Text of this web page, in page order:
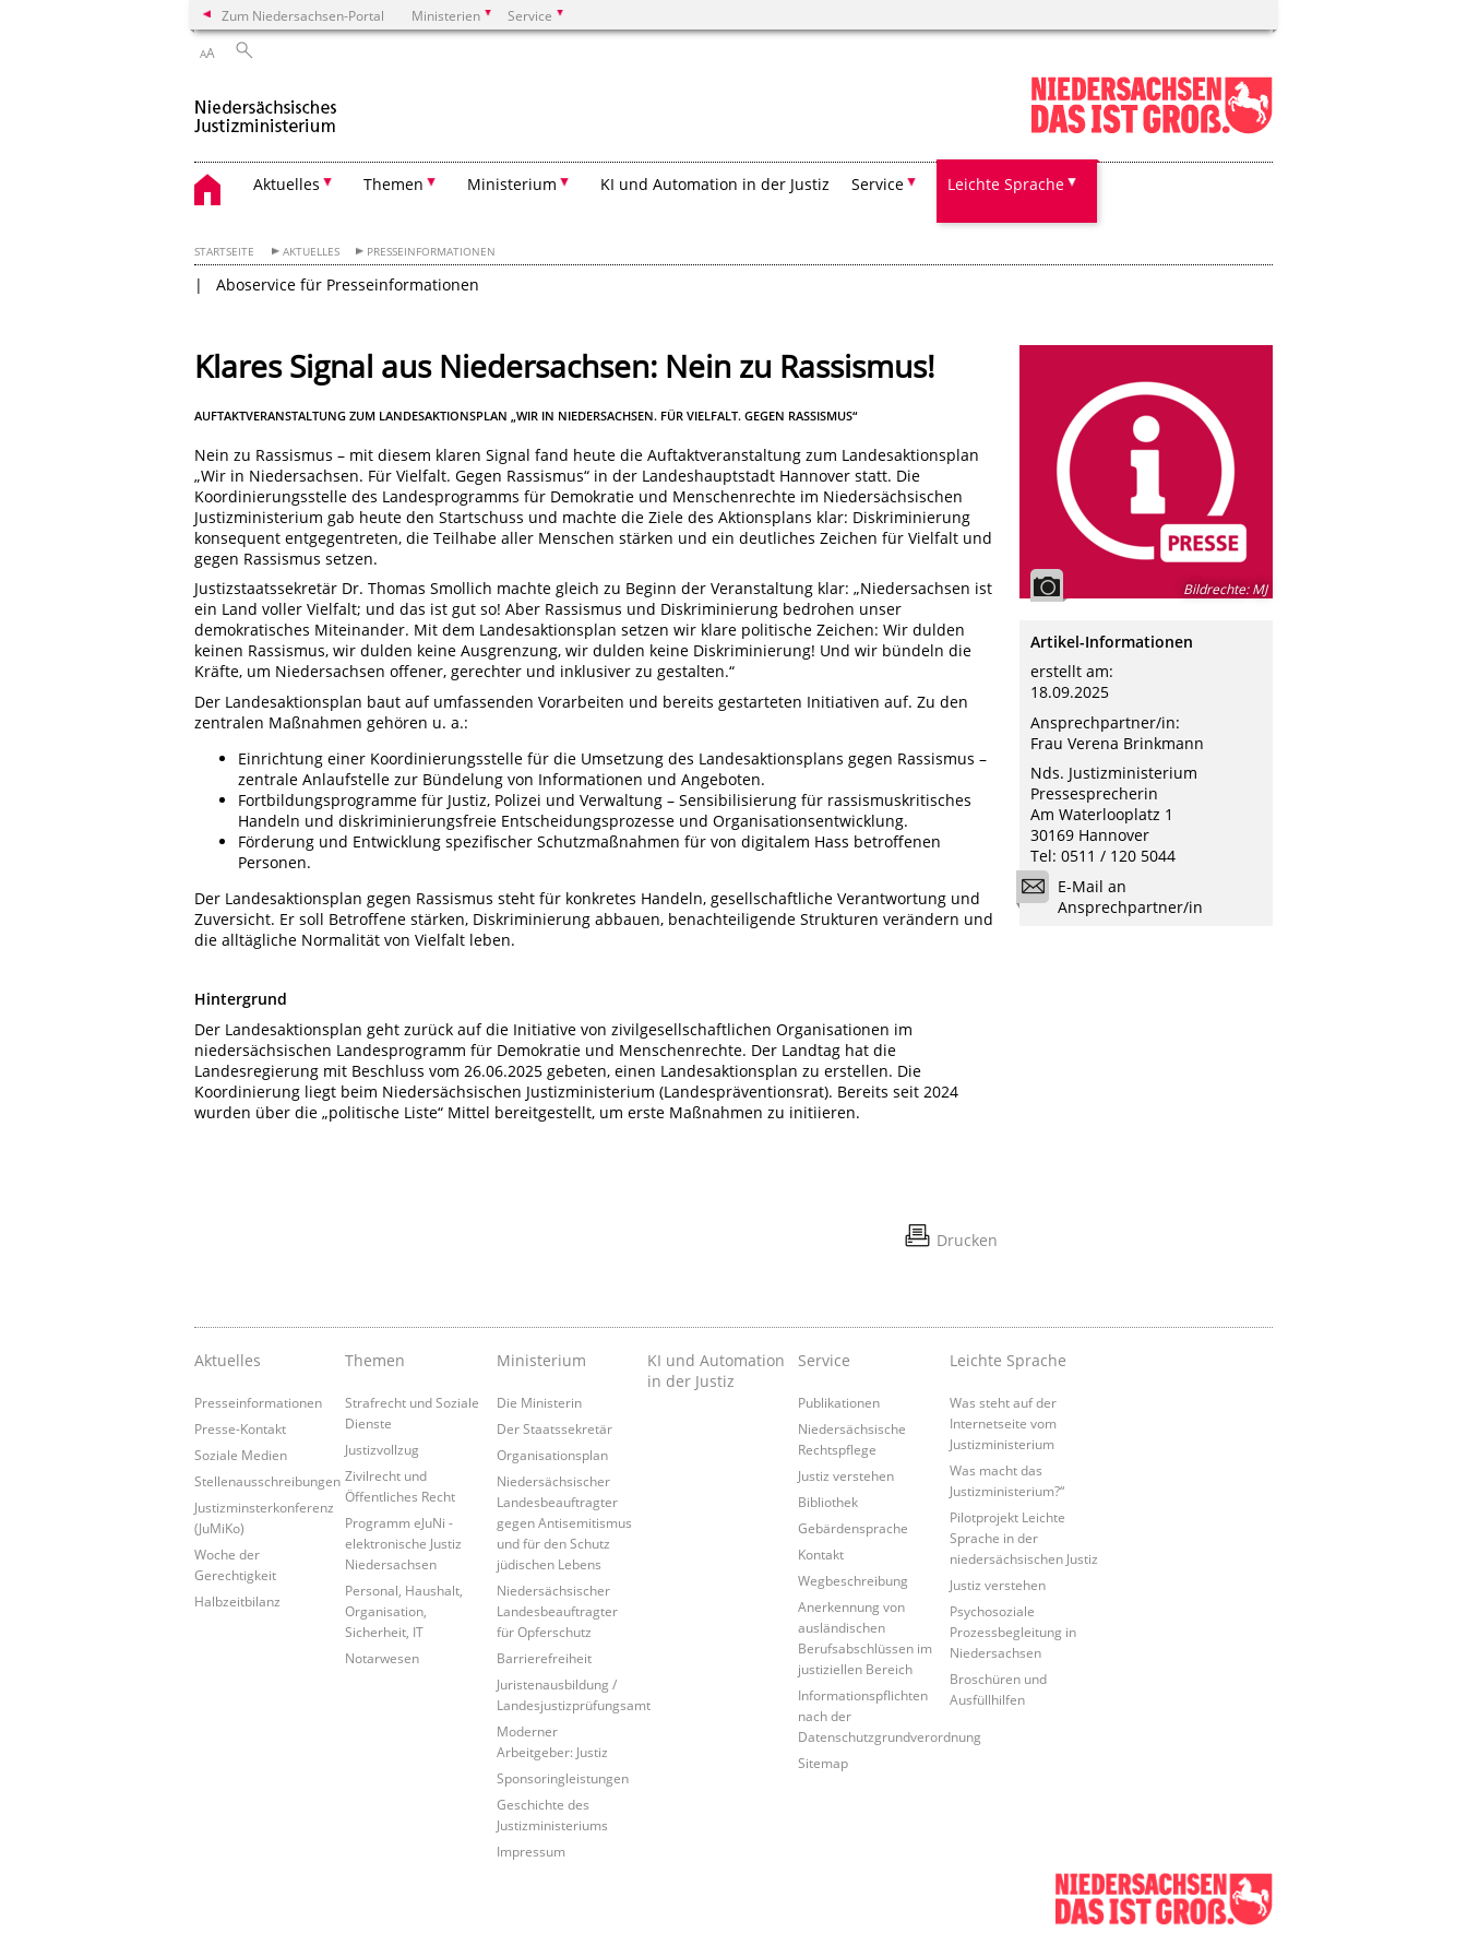
Zum Niedersachsen-Portal Ministerien Service
AA
Aktuelles Themen Ministerium KI und Automation in der Justiz Service Leichte Sprache
STARTSEITE AKTUELLES PRESSEINFORMATIONEN
Aboservice für Presseinformationen
Klares Signal aus Niedersachsen: Nein zu Rassismus!
AUFTAKTVERANSTALTUNG ZUM LANDESAKTIONSPLAN „WIR IN NIEDERSACHSEN. FÜR VIELFALT. GEGEN RASSISMUS“
Nein zu Rassismus – mit diesem klaren Signal fand heute die Auftaktveranstaltung zum Landesaktionsplan
„Wir in Niedersachsen. Für Vielfalt. Gegen Rassismus“ in der Landeshauptstadt Hannover statt. Die
Koordinierungsstelle des Landesprogramms für Demokratie und Menschenrechte im Niedersächsischen
Justizministerium gab heute den Startschuss und machte die Ziele des Aktionsplans klar: Diskriminierung
konsequent entgegentreten, die Teilhabe aller Menschen stärken und ein deutliches Zeichen für Vielfalt und
gegen Rassismus setzen.
Justizstaatssekretär Dr. Thomas Smollich machte gleich zu Beginn der Veranstaltung klar: „Niedersachsen ist
ein Land voller Vielfalt; und das ist gut so! Aber Rassismus und Diskriminierung bedrohen unser
demokratisches Miteinander. Mit dem Landesaktionsplan setzen wir klare politische Zeichen: Wir dulden
keinen Rassismus, wir dulden keine Ausgrenzung, wir dulden keine Diskriminierung! Und wir bündeln die
Kräfte, um Niedersachsen offener, gerechter und inklusiver zu gestalten.“
Der Landesaktionsplan baut auf umfassenden Vorarbeiten und bereits gestarteten Initiativen auf. Zu den
zentralen Maßnahmen gehören u. a.:
Einrichtung einer Koordinierungsstelle für die Umsetzung des Landesaktionsplans gegen Rassismus –
zentrale Anlaufstelle zur Bündelung von Informationen und Angeboten.
Fortbildungsprogramme für Justiz, Polizei und Verwaltung – Sensibilisierung für rassismuskritisches
Handeln und diskriminierungsfreie Entscheidungsprozesse und Organisationsentwicklung.
Förderung und Entwicklung spezifischer Schutzmaßnahmen für von digitalem Hass betroffenen
Personen.
Der Landesaktionsplan gegen Rassismus steht für konkretes Handeln, gesellschaftliche Verantwortung und
Zuversicht. Er soll Betroffene stärken, Diskriminierung abbauen, benachteiligende Strukturen verändern und
die alltägliche Normalität von Vielfalt leben.
Hintergrund
Der Landesaktionsplan geht zurück auf die Initiative von zivilgesellschaftlichen Organisationen im
niedersächsischen Landesprogramm für Demokratie und Menschenrechte. Der Landtag hat die
Landesregierung mit Beschluss vom 26.06.2025 gebeten, einen Landesaktionsplan zu erstellen. Die
Koordinierung liegt beim Niedersächsischen Justizministerium (Landespräventionsrat). Bereits seit 2024
wurden über die „politische Liste“ Mittel bereitgestellt, um erste Maßnahmen zu initiieren.
Drucken
Bildrechte:MJ
Artikel-Informationen
erstellt am:
18.09.2025
Ansprechpartner/in:
Frau Verena Brinkmann
Nds. Justizministerium
Pressesprecherin
Am Waterlooplatz 1
30169 Hannover
Tel: 0511 / 120 5044
E-Mail an
Ansprechpartner/in
Aktuelles
Presseinformationen
Presse-Kontakt
Soziale Medien
Stellenausschreibungen
Justizminsterkonferenz
(JuMiKo)
Woche der
Gerechtigkeit
Halbzeitbilanz
Themen
Strafrecht und Soziale
Dienste
Justizvollzug
Zivilrecht und
Öffentliches Recht
Programm eJuNi -
elektronische Justiz
Niedersachsen
Personal, Haushalt,
Organisation,
Sicherheit, IT
Notarwesen
Ministerium
Die Ministerin
Der Staatssekretär
Organisationsplan
Niedersächsischer
Landesbeauftragter
gegen Antisemitismus
und für den Schutz
jüdischen Lebens
Niedersächsischer
Landesbeauftragter
für Opferschutz
Barrierefreiheit
Juristenausbildung /
Landesjustizprüfungsamt
Moderner
Arbeitgeber: Justiz
Sponsoringleistungen
Geschichte des
Justizministeriums
Impressum
KI und Automation
in der Justiz
Service
Publikationen
Niedersächsische
Rechtspflege
Justiz verstehen
Bibliothek
Gebärdensprache
Kontakt
Wegbeschreibung
Anerkennung von
ausländischen
Berufsabschlüssen im
justiziellen Bereich
Informationspflichten
nach der
Datenschutzgrundverordnung
Sitemap
Leichte Sprache
Was steht auf der
Internetseite vom
Justizministerium
Was macht das
Justizministerium?“
Pilotprojekt Leichte
Sprache in der
niedersächsischen Justiz
Justiz verstehen
Psychosoziale
Prozessbegleitung in
Niedersachsen
Broschüren und
Ausfüllhilfen